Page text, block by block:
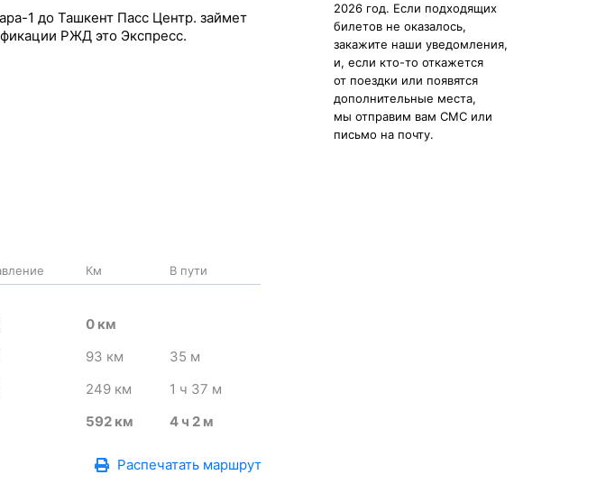
1 до Ташкент Пасс Центр. займет
РЖД это Экспресс.
Км В пути
0 км
93 км 35 м
249 км 1 ч 37 м
592 км 4 ч 2 м
Распечатать маршрут
2026 год. Если подходящих
билетов не оказалось,
закажите наши уведомления,
и, если кто-то откажется
от поездки или появятся
дополнительные места,
мы отправим вам СМС или
письмо на почту.